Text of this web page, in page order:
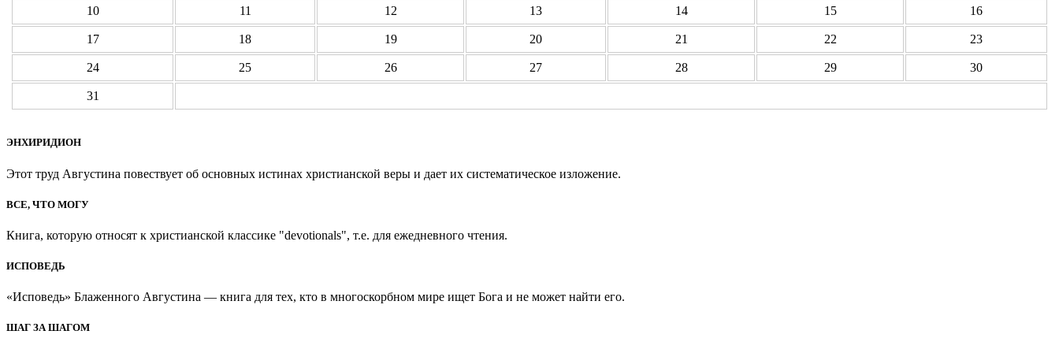
10 11 12 13 14 15 16
17 18 19 20 21 22 23
24 25 26 27 28 29 30
31
ЭНХИРИДИОН
Этот труд Августина повествует об основных истинах христианской веры и дает их систематическое изложение.
ВСЕ, ЧТО МОГУ
Книга, которую относят к христианской классике "devotionals", т.е. для ежедневного чтения.
ИСПОВЕДЬ
«Исповедь» Блаженного Августина — книга для тех, кто в многоскорбном мире ищет Бога и не может найти его.
ШАГ ЗА ШАГОМ